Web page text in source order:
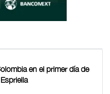
en el primer día de